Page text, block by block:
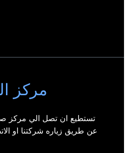
مركز
تستطيع ان تصل الي مركز
عن طريق زياره شركتنا او